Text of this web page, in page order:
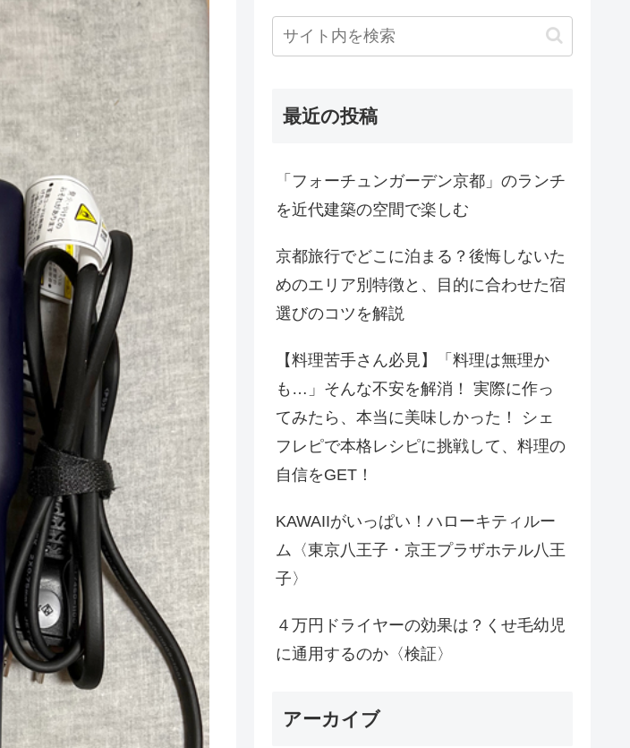
最近の投稿
「フォーチュンガーデン京都」のランチ
を近代建築の空間で楽しむ
京都旅行でどこに泊まる？後悔しないた
めのエリア別特徴と、目的に合わせた宿
選びのコツを解説
【料理苦手さん必見】「料理は無理か
も…」そんな不安を解消！ 実際に作っ
てみたら、本当に美味しかった！ シェ
フレピで本格レシピに挑戦して、料理の
自信をGET！
KAWAIIがいっぱい！ハローキティルー
ム〈東京八王子・京王プラザホテル八王
子〉
４万円ドライヤーの効果は？くせ毛幼児
に通用するのか〈検証〉
アーカイブ